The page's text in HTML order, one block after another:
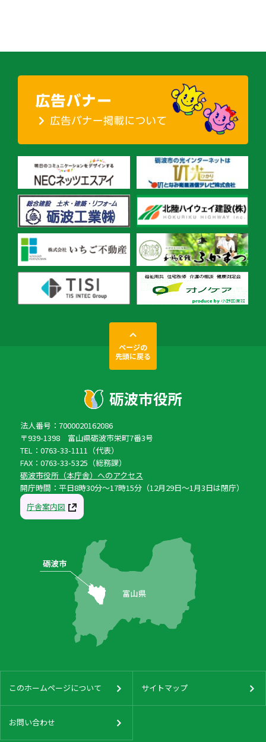
ページの
先頭に戻る
法人番号：7000020162086
〒939-1398 富山県砺波市栄町7番3号
TEL：0763-33-1111（代表）
FAX：0763-33-5325（総務課）
砺波市役所（本庁舎）へのアクセス
開庁時間：平日8時30分〜17時15分（12月29日〜1月3日は閉庁）
庁舎案内図
このホームページについて サイトマップ
お問い合わせ